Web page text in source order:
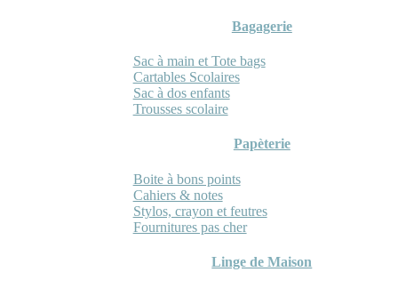
Bagagerie
Sac à main et Tote bags
Cartables Scolaires
Sac à dos enfants
Trousses scolaire
Papèterie
Boite à bons points
Cahiers & notes
Stylos, crayon et feutres
Fournitures pas cher
Linge de Maison